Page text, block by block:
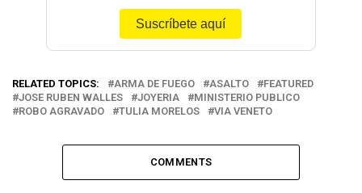
Suscríbete aquí
RELATED TOPICS: ARMA DE FUEGO ASALTO
FEATURED
JOSE RUBEN WALLES
JOYERIA
MINISTERIO PUBLICO
ROBO AGRAVADO
TULIA MORELOS VIA VENETO
COMMENTS